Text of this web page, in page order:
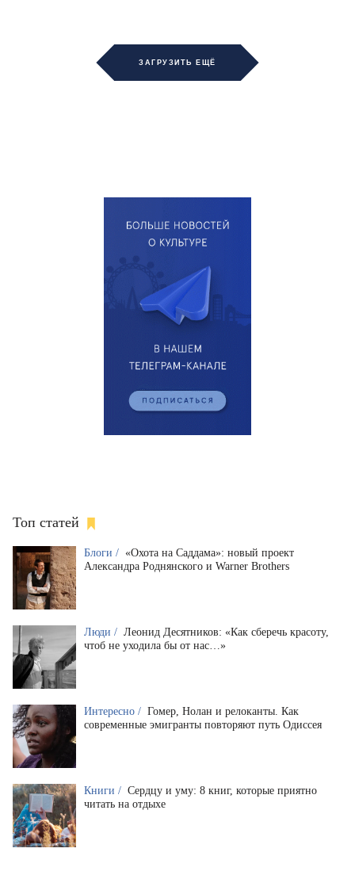
ЗАГРУЗИТЬ ЕЩЁ
Топ статей
Блоги / «Охота на Саддама»: новый проект
Александра Роднянского и Warner Brothers
Люди / Леонид Десятников: «Как сберечь красоту,
чтоб не уходила бы от нас…»
Интересно / Гомер, Нолан и релоканты. Как
современные эмигранты повторяют путь Одиссея
Книги / Сердцу и уму: 8 книг, которые приятно
читать на отдыхе